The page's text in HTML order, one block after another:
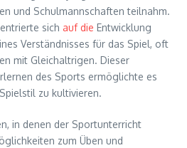
und Schulmannschaften teilnahm.
sich auf die Entwicklung
Verständnisses für das Spiel, oft
mit Gleichaltrigen. Dieser
des Sports ermöglichte es
zu kultivieren.
in denen der Sportunterricht
zum Üben und